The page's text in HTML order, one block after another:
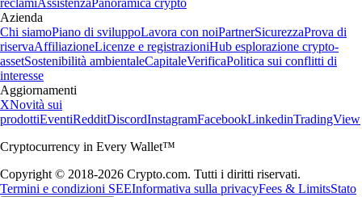
reclamiAssistenza Panoramica crypto
Azienda
Chi siamoPiano di sviluppoLavora con noiPartnerSicurezzaProva di
riservaAffiliazioneLicenze e registrazioniHub esplorazione crypto-
assetSostenibilità ambientaleCapitaleVerificaPolitica sui conflitti di
interesse
Aggiornamenti
XNovità sui
prodottiEventiRedditDiscordInstagramFacebookLinkedinTradingView
Cryptocurrency in Every Wallet™
Copyright © 2018-2026 Crypto.com. Tutti i diritti riservati.
Termini e condizioni SEEInformativa sulla privacyFees & LimitsStato